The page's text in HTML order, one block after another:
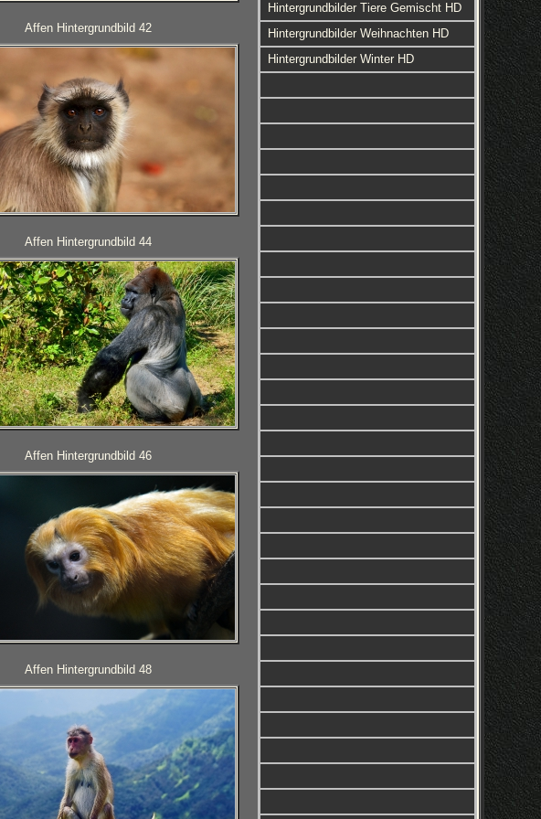
Affen Hintergrundbild 42
Affen Hintergrundbild 44
Affen Hintergrundbild 46
Affen Hintergrundbild 48
Hintergrundbilder Tiere Gemischt HD
Hintergrundbilder Weihnachten HD
Hintergrundbilder Winter HD